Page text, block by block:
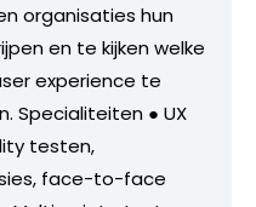
organisaties hun
en te kijken welke
experience te
Specialiteiten ● UX
testen,
face-to-face